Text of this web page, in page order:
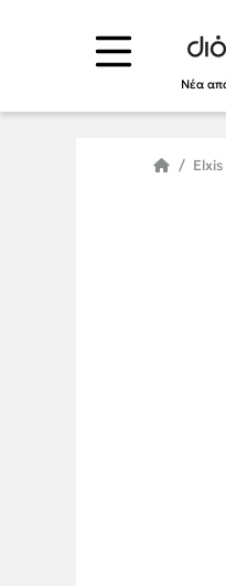
Νέα
Elxis